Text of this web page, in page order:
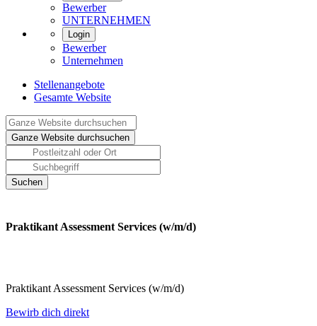
Bewerber
UNTERNEHMEN
Login
Bewerber
Unternehmen
Stellenangebote
Gesamte Website
Praktikant Assessment Services (w/m/d)
Praktikant Assessment Services (w/m/d)
Bewirb dich direkt